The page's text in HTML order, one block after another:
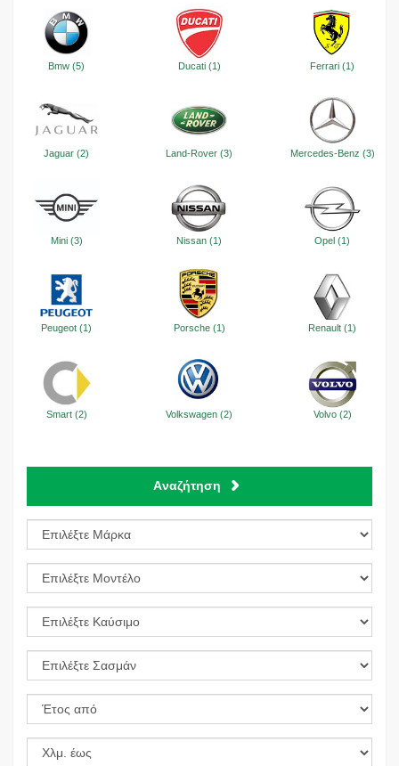
Bmw (5) Ducati (1) Ferrari (1)
Jaguar (2) Land-Rover (3) Mercedes-Benz (3)
Mini (3) Nissan (1) Opel (1)
Peugeot (1) Porsche (1) Renault (1)
Smart (2) Volkswagen (2) Volvo (2)
Aναζήτηση